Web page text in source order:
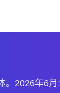
2026年6